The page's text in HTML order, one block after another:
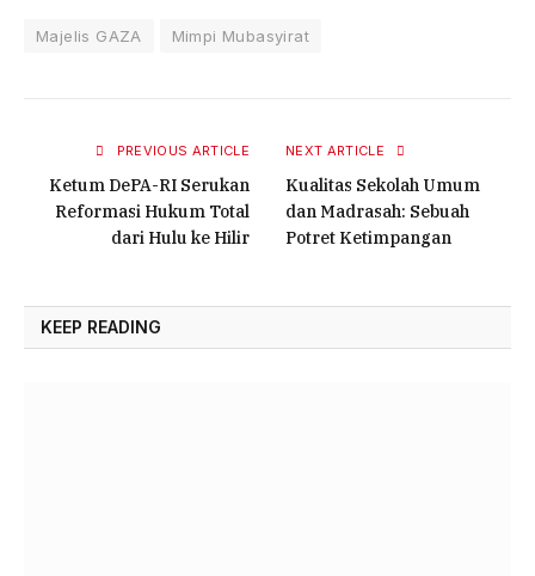
Majelis GAZA Mimpi Mubasyirat
PREVIOUS ARTICLE
Ketum DePA-RI Serukan
Reformasi Hukum Total
dari Hulu ke Hilir
NEXT ARTICLE
Kualitas Sekolah Umum
dan Madrasah: Sebuah
Potret Ketimpangan
KEEP READING